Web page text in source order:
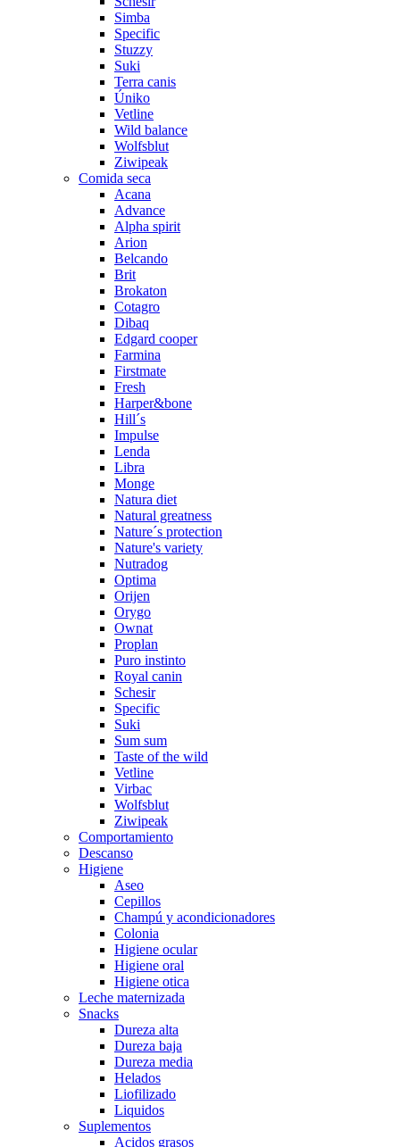
Simba
Specific
Stuzzy
Suki
Terra canis
Úniko
Vetline
Wild balance
Wolfsblut
Ziwipeak
Comida seca
Acana
Advance
Alpha spirit
Arion
Belcando
Brit
Brokaton
Cotagro
Dibaq
Edgard cooper
Farmina
Firstmate
Fresh
Harper&bone
Hill´s
Impulse
Lenda
Libra
Monge
Natura diet
Natural greatness
Nature´s protection
Nature's variety
Nutradog
Optima
Orijen
Orygo
Ownat
Proplan
Puro instinto
Royal canin
Schesir
Specific
Suki
Sum sum
Taste of the wild
Vetline
Virbac
Wolfsblut
Ziwipeak
Comportamiento
Descanso
Higiene
Aseo
Cepillos
Champú y acondicionadores
Colonia
Higiene ocular
Higiene oral
Higiene otica
Leche maternizada
Snacks
Dureza alta
Dureza baja
Dureza media
Helados
Liofilizado
Liquidos
Suplementos
Acidos grasos